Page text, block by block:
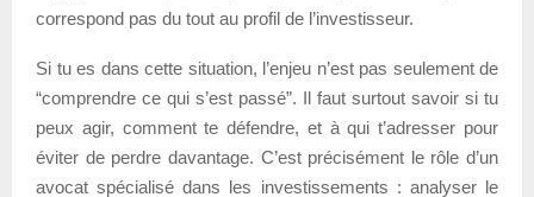
correspond pas du tout au profil de l’investisseur.
Si tu es dans cette situation, l’enjeu n’est pas seulement de
“comprendre ce qui s’est passé”. Il faut surtout savoir si tu
peux agir, comment te défendre, et à qui t’adresser pour
éviter de perdre davantage. C’est précisément le rôle d’un
avocat spécialisé dans les investissements : analyser le